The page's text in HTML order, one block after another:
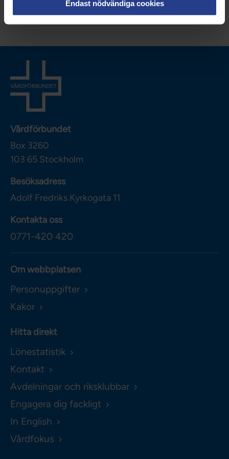
Endast nödvändiga cookies
Vårdförbundet
Box 3260
103 65 Stockholm
Besöksadress
Adolf Fredriks Kyrkogata 11
Kontakta oss
0771-420 420
Om webbplatsen
Personuppgifter
Kakor
Hitta direkt
Lönestatistik
Kontakt
Avdelningar och riksklubbar
Engagera dig fackligt
In English
Vårdfokus